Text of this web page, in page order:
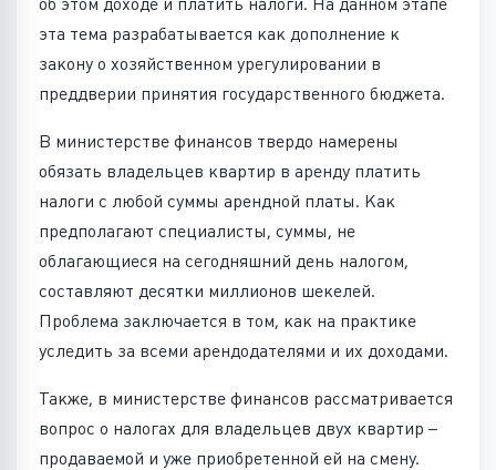
эта тема разрабатывается как дополнение к
закону о хозяйственном урегулировании в
преддверии принятия государственного бюджета.
В министерстве финансов твердо намерены
обязать владельцев квартир в аренду платить
налоги с любой суммы арендной платы. Как
предполагают специалисты, суммы, не
облагающиеся на сегодняшний день налогом,
составляют десятки миллионов шекелей.
Проблема заключается в том, как на практике
уследить за всеми арендодателями и их доходами.
Также, в министерстве финансов рассматривается
вопрос о налогах для владельцев двух квартир –
продаваемой и уже приобретенной ей на смену.